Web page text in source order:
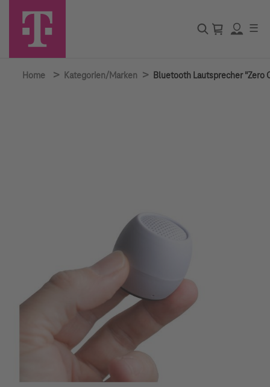
☰
Home > Kategorien/Marken > Bluetooth Lautsprecher "Zero